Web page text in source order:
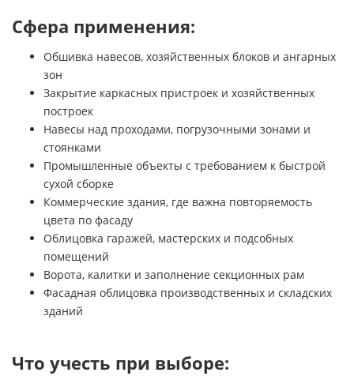
Сфера применения:
Обшивка навесов, хозяйственных блоков и ангарных
зон
Закрытие каркасных пристроек и хозяйственных
построек
Навесы над проходами, погрузочными зонами и
стоянками
Промышленные объекты с требованием к быстрой
сухой сборке
Коммерческие здания, где важна повторяемость
цвета по фасаду
Облицовка гаражей, мастерских и подсобных
помещений
Ворота, калитки и заполнение секционных рам
Фасадная облицовка производственных и складских
зданий
Что учесть при выборе: